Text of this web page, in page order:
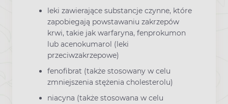
leki zawierające substancje czynne, które
zapobiegają powstawaniu zakrzepów
krwi, takie jak warfaryna, fenprokumon
lub acenokumarol (leki
przeciwzakrzepowe)
fenofibrat (także stosowany w celu
zmniejszenia stężenia cholesterolu)
niacyna (także stosowana w celu